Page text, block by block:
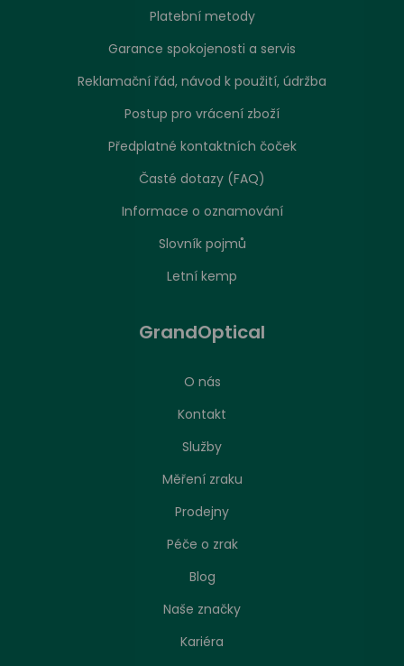
Platební metody
Garance spokojenosti a servis
Reklamační řád, návod k použití, údržba
Postup pro vrácení zboží
Předplatné kontaktních čoček
Časté dotazy (FAQ)
Informace o oznamování
Slovník pojmů
Letní kemp
GrandOptical
O nás
Kontakt
Služby
Měření zraku
Prodejny
Péče o zrak
Blog
Naše značky
Kariéra
Nastavení zpracování cookies
Stejně jako jakákoliv jiná webová stránka, může
náš web ukládat nebo načítat informace zejména